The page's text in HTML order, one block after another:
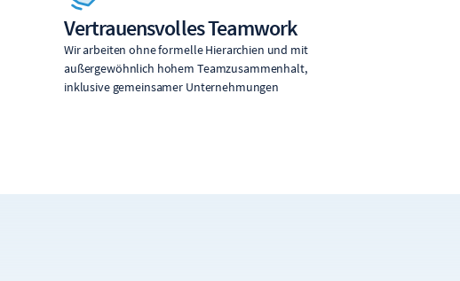
Vertrauensvolles Teamwork
Wir arbeiten ohne formelle Hierarchien und mit
außergewöhnlich hohem Teamzusammenhalt,
inklusive gemeinsamer Unternehmungen